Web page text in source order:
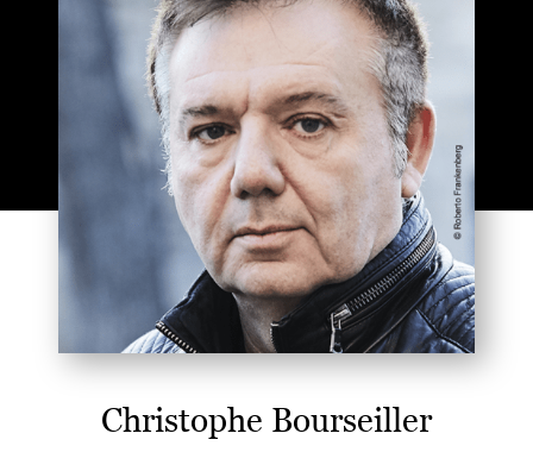
Christophe Bourseiller